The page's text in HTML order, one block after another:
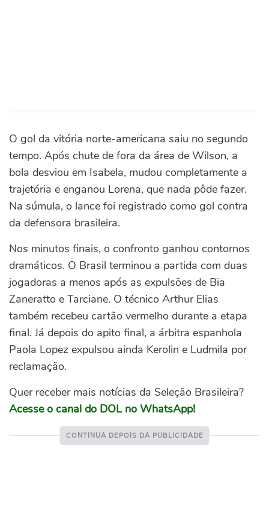
O gol da vitória norte-americana saiu no segundo
tempo. Após chute de fora da área de Wilson, a
bola desviou em Isabela, mudou completamente a
trajetória e enganou Lorena, que nada pôde fazer.
Na súmula, o lance foi registrado como gol contra
da defensora brasileira.
Nos minutos finais, o confronto ganhou contornos
dramáticos. O Brasil terminou a partida com duas
jogadoras a menos após as expulsões de Bia
Zaneratto e Tarciane. O técnico Arthur Elias
também recebeu cartão vermelho durante a etapa
final. Já depois do apito final, a árbitra espanhola
Paola Lopez expulsou ainda Kerolin e Ludmila por
reclamação.
Quer receber mais notícias da Seleção Brasileira?
Acesse o canal do DOL no WhatsApp!